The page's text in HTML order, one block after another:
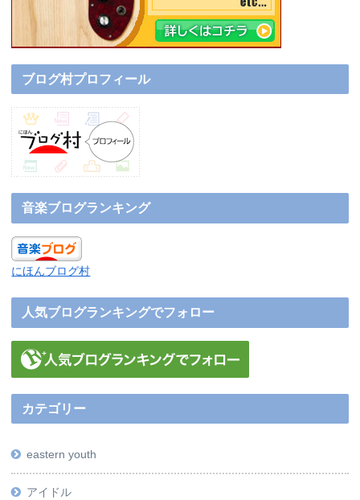
ブログ村プロフィール
音楽ブログランキング
にほんブログ村
人気ブログランキングでフォロー
カテゴリー
eastern youth
アイドル